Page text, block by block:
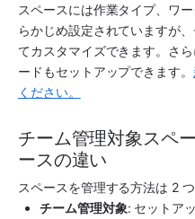
スペースには作業タイプ、ワ
らかじめ設定されていますが
てカスタマイズできます。さ
ードもセットアップできます。
ください。
チーム管理対象スペ
ースの違い
スペースを管理する方法は 2 つ
チーム管理対象: セットア